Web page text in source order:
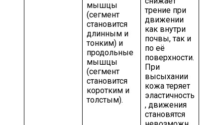
мышцы
(сегмент
становится
длинным и
тонким) и
продольные
мышцы
(сегмент
становится
коротким и
толстым).
трение при
движении
как внутри
почвы, так и
по её
поверхности.
При
высыхании
кожа теряет
эластичность
, движения
становятся